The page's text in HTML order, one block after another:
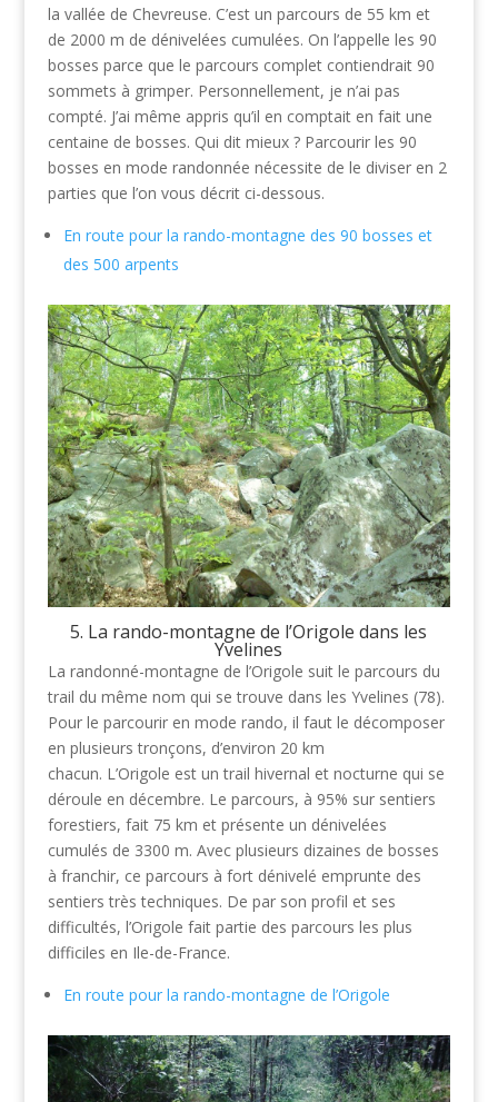
la vallée de Chevreuse. C’est un parcours de 55 km et
de 2000 m de dénivelées cumulées. On l’appelle les 90
bosses parce que le parcours complet contiendrait 90
sommets à grimper. Personnellement, je n’ai pas
compté. J’ai même appris qu’il en comptait en fait une
centaine de bosses. Qui dit mieux ? Parcourir les 90
bosses en mode randonnée nécessite de le diviser en 2
parties que l’on vous décrit ci-dessous.
En route pour la rando-montagne des 90 bosses et
des 500 arpents
5. La rando-montagne de l’Origole dans les
Yvelines
La randonné-montagne de l’Origole suit le parcours du
trail du même nom qui se trouve dans les Yvelines (78).
Pour le parcourir en mode rando, il faut le décomposer
en plusieurs tronçons, d’environ 20 km
chacun. L’Origole est un trail hivernal et nocturne qui se
déroule en décembre. Le parcours, à 95% sur sentiers
forestiers, fait 75 km et présente un dénivelées
cumulés de 3300 m. Avec plusieurs dizaines de bosses
à franchir, ce parcours à fort dénivelé emprunte des
sentiers très techniques. De par son profil et ses
difficultés, l’Origole fait partie des parcours les plus
difficiles en Ile-de-France.
En route pour la rando-montagne de l’Origole